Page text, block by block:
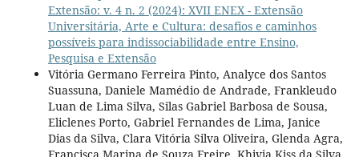
Extensão: v. 4 n. 2 (2024): XVII ENEX - Extensão
Universitária, Arte e Cultura: desafios e caminhos
possíveis para indissociabilidade entre Ensino,
Pesquisa e Extensão
Vitória Germano Ferreira Pinto, Analyce dos Santos
Suassuna, Daniele Mamédio de Andrade, Frankleudo
Luan de Lima Silva, Silas Gabriel Barbosa de Sousa,
Eliclenes Porto, Gabriel Fernandes de Lima, Janice
Dias da Silva, Clara Vitória Silva Oliveira, Glenda Agra,